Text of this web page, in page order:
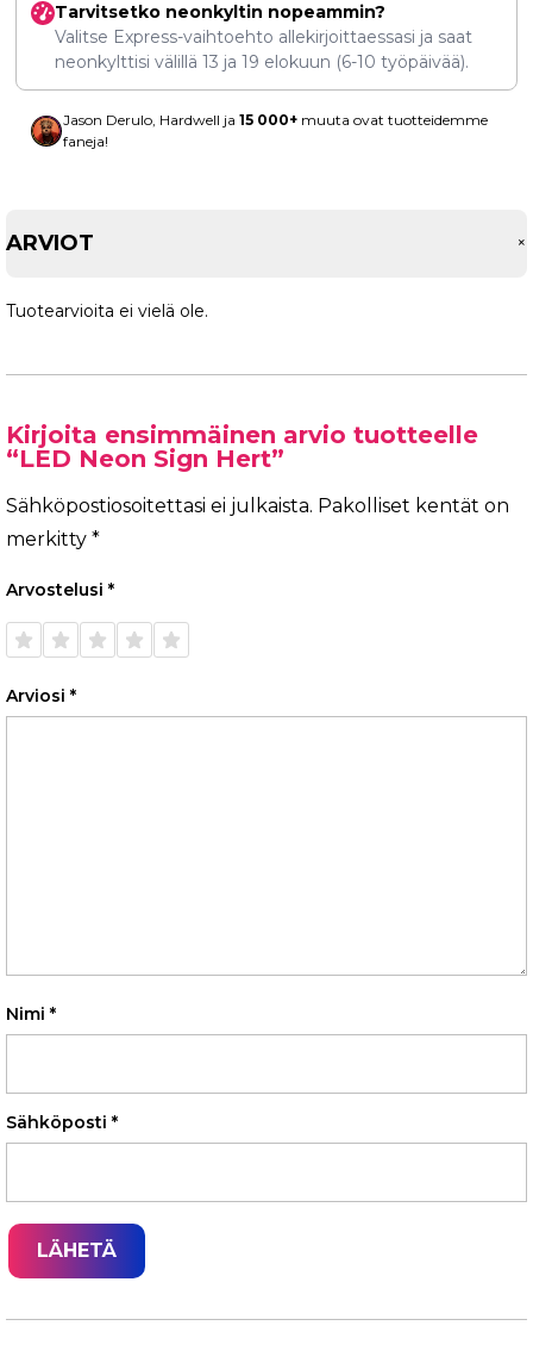
Tarvitsetko neonkyltin nopeammin?
Valitse Express-vaihtoehto allekirjoittaessasi ja saat
neonkylttisi välillä 13 ja 19 elokuun (6-10 työpäivää).
Jason Derulo, Hardwell ja 15 000+ muuta ovat tuotteidemme
faneja!
ARVIOT +
Tuotearvioita ei vielä ole.
Kirjoita ensimmäinen arvio tuotteelle
“LED Neon Sign Hert”
Sähköpostiosoitettasi ei julkaista. Pakolliset kentät on
merkitty *
Arvostelusi *
1/5
tähteä
2/5
tähteä
3/5
tähteä
4/5
tähteä
5/5
tähteä
Arviosi *
Nimi *
Sähköposti *